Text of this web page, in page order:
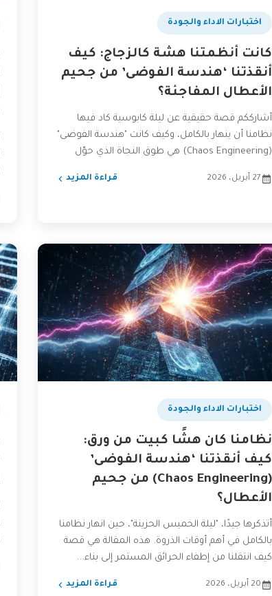
اختبارات الاداء والجودة
كانت أنظمتنا هشة كالزجاج: كيف
أنقذتنا ‘هندسة الفوضى’ من جحيم
الأعطال المفاجئة؟
أشارككم قصة حقيقية عن ليلة كابوسية كاد فيها
نظامنا أن ينهار بالكامل، وكيف كانت "هندسة الفوضى"
(Chaos Engineering) هي طوق النجاة الذي حوّل
27 أبريل، 2026 قراءة المزيد
اختبارات الاداء والجودة
نظامنا كان هشًا كبيت من ورق:
كيف أنقذتنا ‘هندسة الفوضى’
(Chaos Engineering) من جحيم
الأعطال؟
أتذكرها جيدًا، "ليلة الخميس الحزينة"، حين انهار نظامنا
بالكامل في أهم أوقات الذروة. هذه المقالة هي قصة
كيف انتقلنا من إطفاء الحرائق المستمر إلى بناء...
20 أبريل، 2026 قراءة المزيد